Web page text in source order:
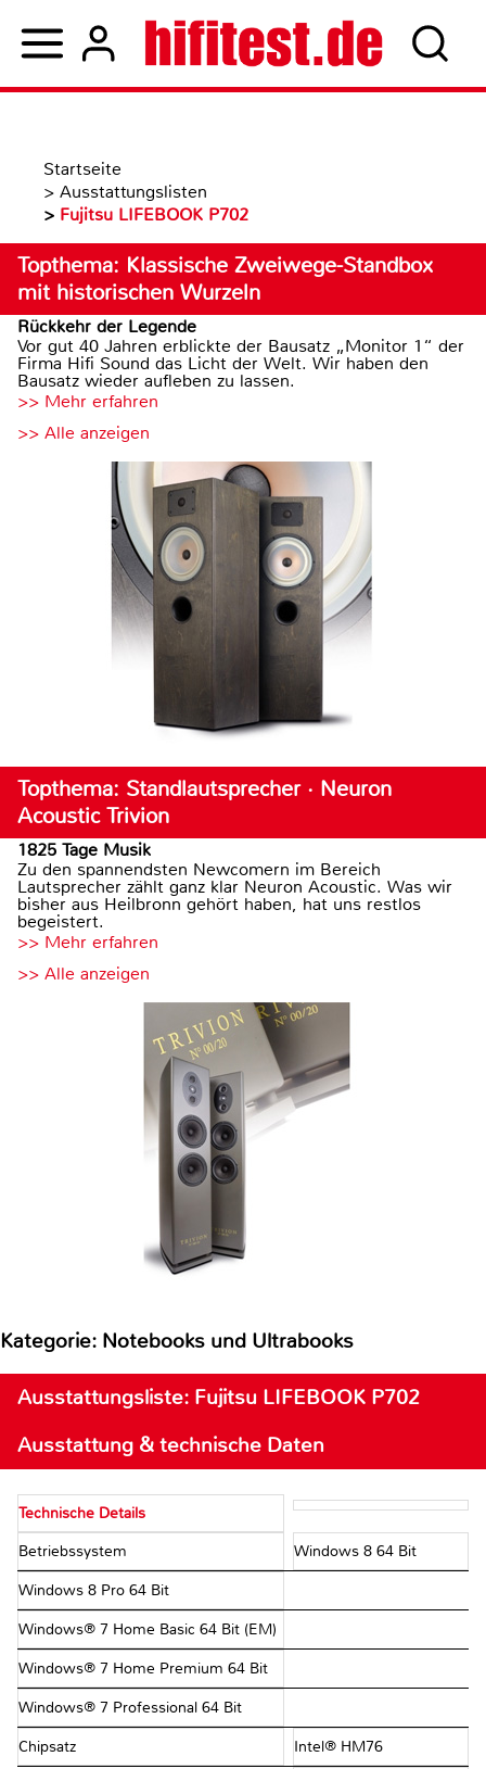
Startseite
> Ausstattungslisten
> Fujitsu LIFEBOOK P702
Topthema: Klassische Zweiwege-Standbox
mit historischen Wurzeln
Rückkehr der Legende
Vor gut 40 Jahren erblickte der Bausatz „Monitor 1“ der
Firma Hifi Sound das Licht der Welt. Wir haben den
Bausatz wieder aufleben zu lassen.
>> Mehr erfahren
>> Alle anzeigen
Topthema: Standlautsprecher · Neuron
Acoustic Trivion
1825 Tage Musik
Zu den spannendsten Newcomern im Bereich
Lautsprecher zählt ganz klar Neuron Acoustic. Was wir
bisher aus Heilbronn gehört haben, hat uns restlos
begeistert.
>> Mehr erfahren
>> Alle anzeigen
Kategorie: Notebooks und Ultrabooks
Ausstattungsliste: Fujitsu LIFEBOOK P702
Ausstattung & technische Daten
Technische Details
Betriebssystem Windows 8 64 Bit
Windows 8 Pro 64 Bit
Windows® 7 Home Basic 64 Bit (EM)
Windows® 7 Home Premium 64 Bit
Windows® 7 Professional 64 Bit
Chipsatz Intel® HM76